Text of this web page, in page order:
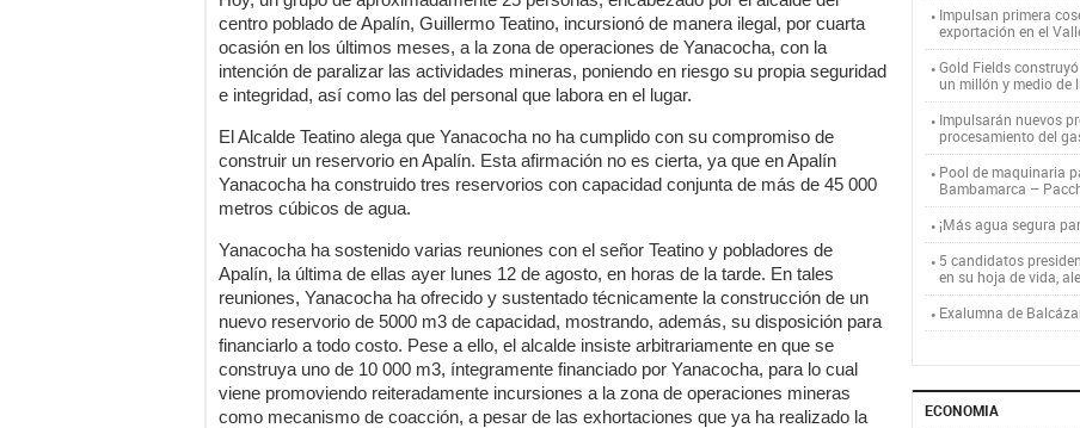
centro poblado de Apalín, Guillermo Teatino, incursionó de manera ilegal, por cuarta
ocasión en los últimos meses, a la zona de operaciones de Yanacocha, con la
intención de paralizar las actividades mineras, poniendo en riesgo su propia seguridad
e integridad, así como las del personal que labora en el lugar.
El Alcalde Teatino alega que Yanacocha no ha cumplido con su compromiso de
construir un reservorio en Apalín. Esta afirmación no es cierta, ya que en Apalín
Yanacocha ha construido tres reservorios con capacidad conjunta de más de 45 000
metros cúbicos de agua.
Yanacocha ha sostenido varias reuniones con el señor Teatino y pobladores de
Apalín, la última de ellas ayer lunes 12 de agosto, en horas de la tarde. En tales
reuniones, Yanacocha ha ofrecido y sustentado técnicamente la construcción de un
nuevo reservorio de 5000 m3 de capacidad, mostrando, además, su disposición para
financiarlo a todo costo. Pese a ello, el alcalde insiste arbitrariamente en que se
construya uno de 10 000 m3, íntegramente financiado por Yanacocha, para lo cual
viene promoviendo reiteradamente incursiones a la zona de operaciones mineras
como mecanismo de coacción, a pesar de las exhortaciones que ya ha realizado la
Impulsan primera
exportación en el
Gold Fields
un millón y medio de
Impulsarán nuevos
procesamiento del
Pool de maquinaria
Bambamarca –
¡Más agua segura
5 candidatos
en su hoja de vida,
Exalumna de
ECONOMIA